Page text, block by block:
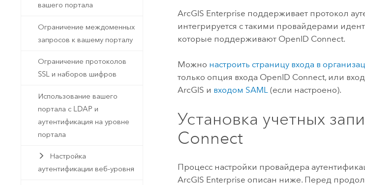
вашего портала
Ограничение междоменных
запросов к вашему порталу
Ограничение протоколов
SSL и наборов шифров
Использование вашего
портала с LDAP и
аутентификация на уровне
портала
Настройка
аутентификации веб-уровня
ArcGIS Enterprise поддерживает протокол
интегрируется с такими провайдерами
которые поддерживают OpenID Connect.
Можно настроить страницу входа в
только опция входа OpenID Connect, или
ArcGIS и входом SAML (если настроено).
Установка учетных
Connect
Процесс настройки провайдера
ArcGIS Enterprise описан ниже. Перед